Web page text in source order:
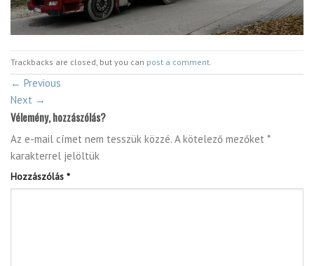
Trackbacks are closed, but you can post a comment.
← Previous
Next →
Vélemény, hozzászólás?
Az e-mail címet nem tesszük közzé. A kötelező mezőket *
karakterrel jelöltük
Hozzászólás *